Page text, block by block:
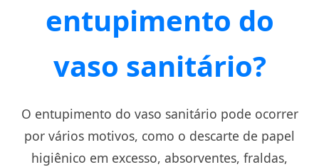
entupimento do
vaso sanitário?
O entupimento do vaso sanitário pode ocorrer
por vários motivos, como o descarte de papel
higiênico em excesso, absorventes, fraldas,